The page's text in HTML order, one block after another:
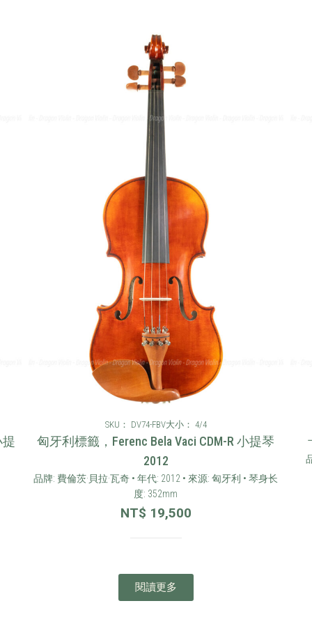
提
SKU： DV74-FBV大小： 4/4
匈牙利標籤，Ferenc Bela Vaci CDM-R 小提琴
2012
品牌: 費倫茨·貝拉·瓦奇 • 年代: 2012 • 來源: 匈牙利 • 琴身长
度: 352mm
NT$ 19,500
閱讀更多